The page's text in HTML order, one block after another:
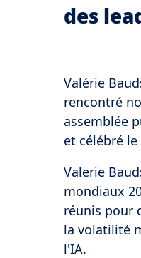
des
Valérie
rencontré
assemblée
et célébré
Valerie
mondiaux
réunis pour
la volatilité
l'IA.